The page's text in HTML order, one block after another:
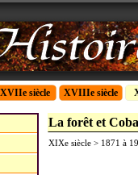
XVIIe siècle XVIIIe siècle
La forêt et
XIXe siècle > 1871 à